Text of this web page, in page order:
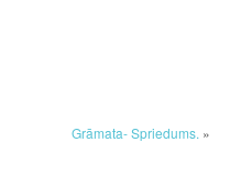
Grāmata- Spriedums. »